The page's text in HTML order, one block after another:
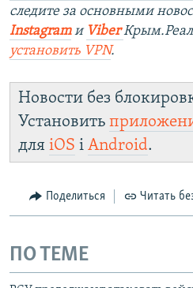
следите за основными
Instagram и Viber
установить VPN.
Новости без
Установить
для iOS і Android.
Поделиться Читать
ПО ТЕМЕ